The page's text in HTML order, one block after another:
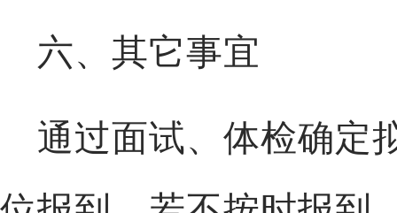
六、其它事宜
通过面试、体检确定